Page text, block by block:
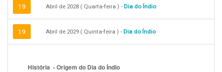
19 Abril de 2028 ( Quarta-feira ) - Dia do Índio
19 Abril de 2029 ( Quinta-feira ) - Dia do Índio
História -Origem do Dia do Índio